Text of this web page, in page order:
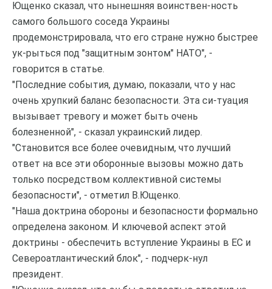
Ющенко сказал, что нынешняя воинствен-ность
самого большого соседа Украины
продемонстрировала, что его стране нужно быстрее
ук-рыться под "защитным зонтом" НАТО", -
говорится в статье.
"Последние события, думаю, показали, что у нас
очень хрупкий баланс безопасности. Эта си-туация
вызывает тревогу и может быть очень
болезненной", - сказал украинский лидер.
"Становится все более очевидным, что лучший
ответ на все эти оборонные вызовы можно дать
только посредством коллективной системы
безопасности", - отметил В.Ющенко.
"Наша доктрина обороны и безопасности формально
определена законом. И ключевой аспект этой
доктрины - обеспечить вступление Украины в ЕС и
Североатлантический блок", - подчерк-нул
президент.